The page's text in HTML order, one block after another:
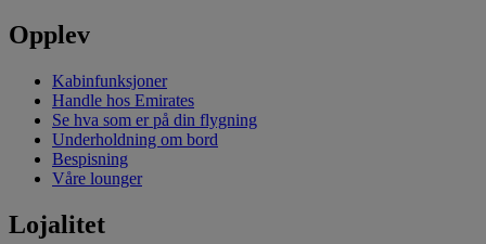
Opplev
Kabinfunksjoner
Handle hos Emirates
Se hva som er på din flygning
Underholdning om bord
Bespisning
Våre lounger
Lojalitet